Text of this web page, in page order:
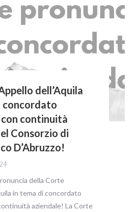
dell’Aquila
concordato
continuità
Consorzio di
D’Abruzzo!
della Corte
in tema di concordato
aziendale! La Corte